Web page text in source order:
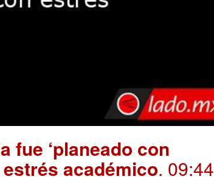
fue ‘planeado con
académico. 09:44